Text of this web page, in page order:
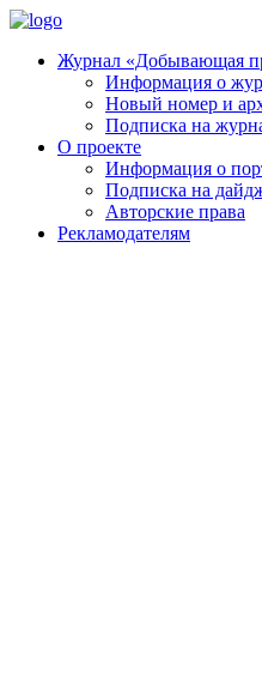
Журнал «Добывающая
Информация о
Новый номер и
Подписка на
О проекте
Информация о
Подписка на
Авторские права
Рекламодателям